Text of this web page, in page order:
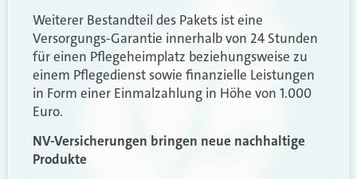
Weiterer Bestandteil des Pakets ist eine
Versorgungs-Garantie innerhalb von 24 Stunden
für einen Pflegeheimplatz beziehungsweise zu
einem Pflegedienst sowie finanzielle Leistungen
in Form einer Einmalzahlung in Höhe von 1.000
Euro.
NV-Versicherungen bringen neue nachhaltige
Produkte